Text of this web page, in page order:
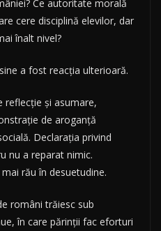
Ce autoritate morală
cere disciplină elevilor, dar
înalt nivel?
a fost reacția ulterioară.
reflecție și asumare,
de aroganță
Declarația privind
nu a reparat nimic.
rău în desuetudine.
români trăiesc sub
în care părinții fac eforturi